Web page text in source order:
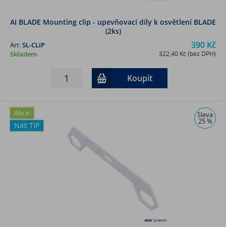
AI BLADE Mounting clip - upevňovací díly k osvětlení BLADE
(2ks)
390 Kč
322,40 Kč (bez DPH)
Art:SL-CLIP
Skladem
Koupit
Akce
Náš TIP
Sleva
25 %